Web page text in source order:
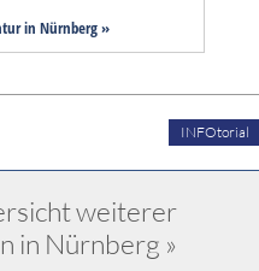
in Nürnberg »
INFOtorial
weiterer
in Nürnberg »